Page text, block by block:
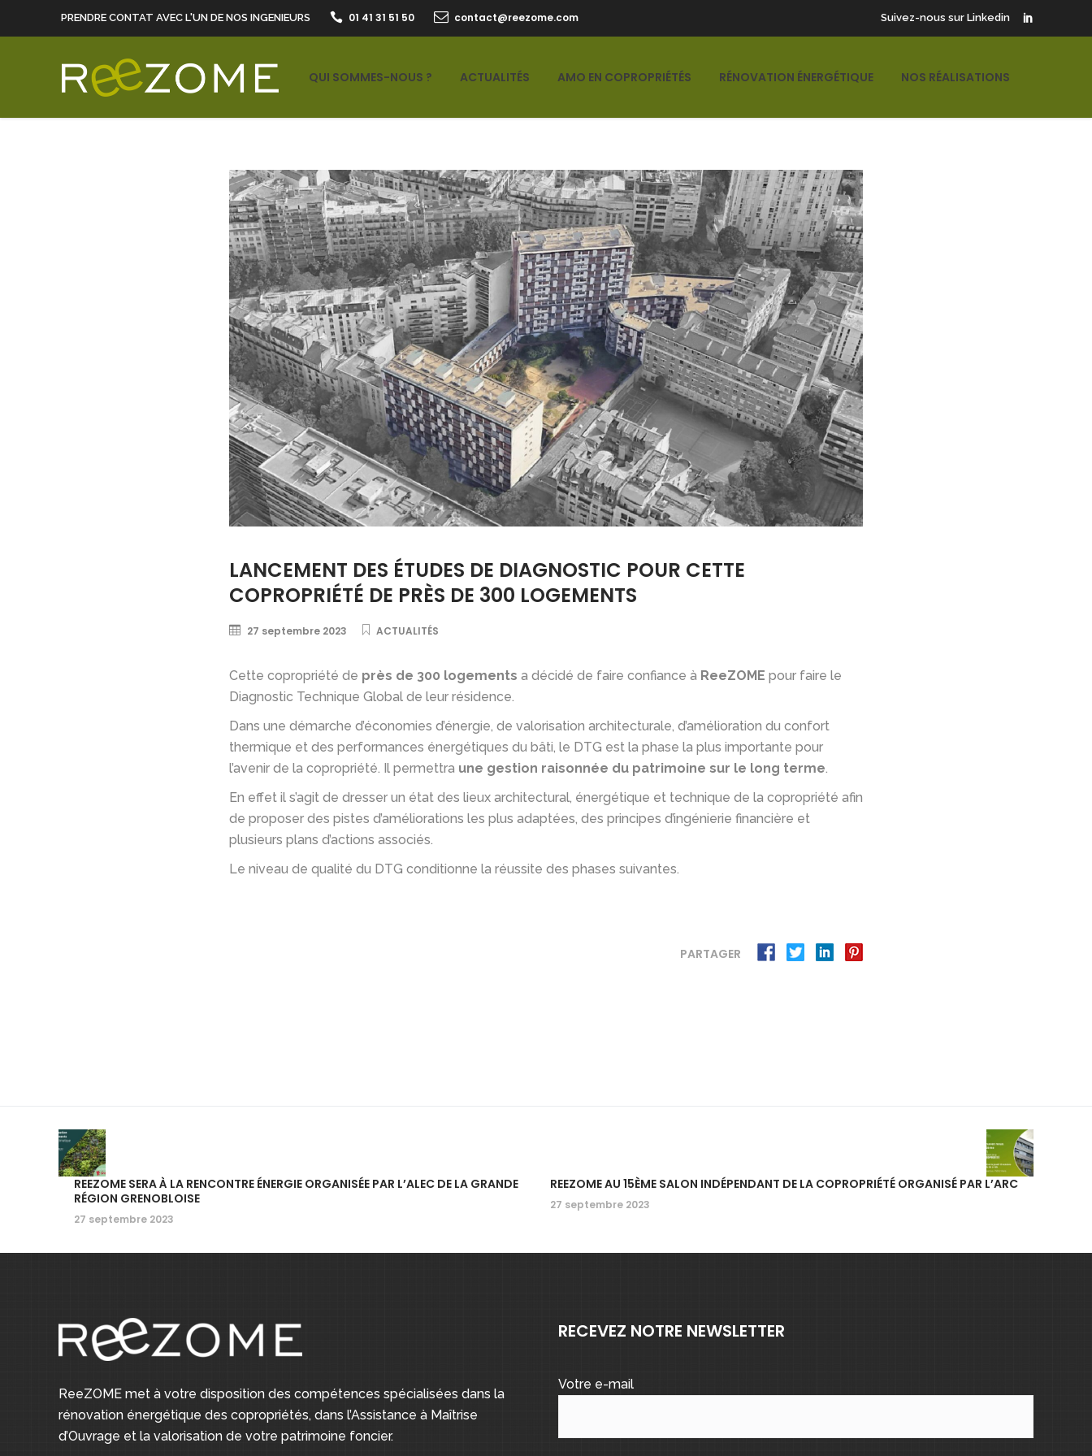
PRENDRE CONTAT AVEC L'UN DE NOS INGENIEURS 01 41 31 51 50 contact@reezome.com Suivez-nous sur Linkedin
QUI SOMMES-NOUS ? ACTUALITÉS AMO EN COPROPRIÉTÉS RÉNOVATION ÉNERGÉTIQUE NOS RÉALISATIONS
LANCEMENT DES ÉTUDES DE DIAGNOSTIC POUR CETTE
COPROPRIÉTÉ DE PRÈS DE 300 LOGEMENTS
27 septembre 2023 ACTUALITÉS
Cette copropriété de près de 300 logements a décidé de faire confiance à ReeZOME pour faire le
Diagnostic Technique Global de leur résidence.
Dans une démarche d’économies d’énergie, de valorisation architecturale, d’amélioration du confort
thermique et des performances énergétiques du bâti, le DTG est la phase la plus importante pour
l’avenir de la copropriété. Il permettra une gestion raisonnée du patrimoine sur le long terme.
En effet il s’agit de dresser un état des lieux architectural, énergétique et technique de la copropriété afin
de proposer des pistes d’améliorations les plus adaptées, des principes d’ingénierie financière et
plusieurs plans d’actions associés.
Le niveau de qualité du DTG conditionne la réussite des phases suivantes.
PARTAGER
REEZOME SERA À LA RENCONTRE ÉNERGIE ORGANISÉE PAR L’ALEC DE LA GRANDE
RÉGION GRENOBLOISE
27 septembre 2023
REEZOME AU 15ÈME SALON INDÉPENDANT DE LA COPROPRIÉTÉ ORGANISÉ PAR L’ARC
27 septembre 2023
ReeZOME met à votre disposition des compétences spécialisées dans la
rénovation énergétique des copropriétés, dans l’Assistance à Maîtrise
d’Ouvrage et la valorisation de votre patrimoine foncier.
RECEVEZ NOTRE NEWSLETTER
Votre e-mail